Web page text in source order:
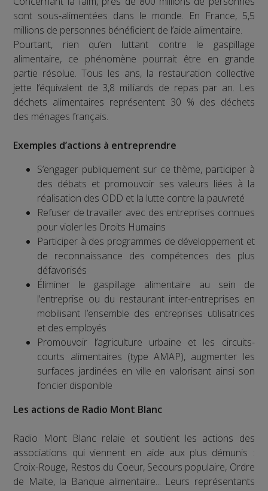
sont sous-alimentées dans le monde. En France, 5,5
millions de personnes bénéficient de l’aide alimentaire.
Pourtant, rien qu’en luttant contre le gaspillage
alimentaire, ce phénomène pourrait être en grande
partie résolue. Tous les ans, la restauration collective
jette l’équivalent de 3,8 milliards de repas par an. Les
déchets alimentaires représentent 30 % des déchets
des ménages français.
Exemples d’actions à entreprendre
S’engager publiquement sur ce thème, participer à
des débats et promouvoir ses valeurs liées à la
réalisation des ODD et la lutte contre la pauvreté
Refuser de travailler avec des entreprises connues
pour violer les Droits Humains
Participer à des programmes de développement et
de reconnaissance des compétences des plus
défavorisés
Éliminer le gaspillage alimentaire au sein de
l’entreprise ou du restaurant inter-entreprises en
mobilisant l’ensemble des entreprises utilisatrices
et des employés
Promouvoir l’agriculture urbaine et les circuits-
courts alimentaires (type AMAP), augmenter les
surfaces jardinées en ville en valorisant ainsi son
foncier disponible
Les actions de Radio Mont Blanc
Radio Mont Blanc relaie et soutient les actions des
associations qui viennent en aide aux plus démunis :
Croix-Rouge, Restos du Coeur, Secours populaire, Ordre
de Malte, la Banque alimentaire... Leurs représentants